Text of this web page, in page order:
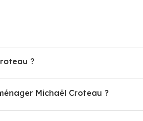
?
Michaël Croteau ?